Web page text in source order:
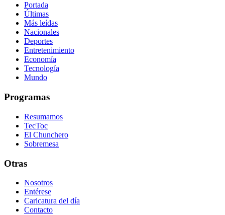
Portada
Últimas
Más leídas
Nacionales
Deportes
Entretenimiento
Economía
Tecnología
Mundo
Programas
Resumamos
TecToc
El Chunchero
Sobremesa
Otras
Nosotros
Entérese
Caricatura del día
Contacto